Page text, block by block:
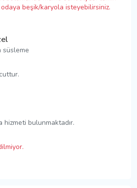
beşik/karyola isteyebilirsiniz.
süsleme
bulunmaktadır.